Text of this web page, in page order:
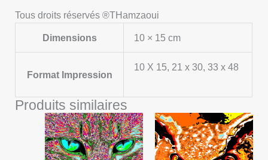
Tous droits réservés ®THamzaoui
Dimensions 10 × 15 cm
Format Impression
10 X 15, 21 x 30, 33 x 48
Produits similaires